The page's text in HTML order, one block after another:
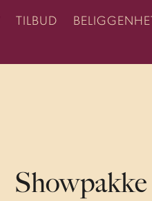
TILBUD
BELIGGENHET
Showpakke